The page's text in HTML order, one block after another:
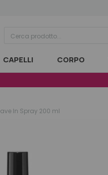
CAPELLI CORPO
In Spray 200 ml